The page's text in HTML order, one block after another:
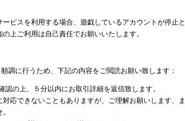
ビスを利用する場合、遊戯しているアカウントが停止と
上ご利用は自己責任でお願いいたします。
調に行うため、下記の内容をご閲読お願い致します：
認の上、５分以内にお取引詳細を返信致します。
応できないこともありますが、ご理解お願いします、ま